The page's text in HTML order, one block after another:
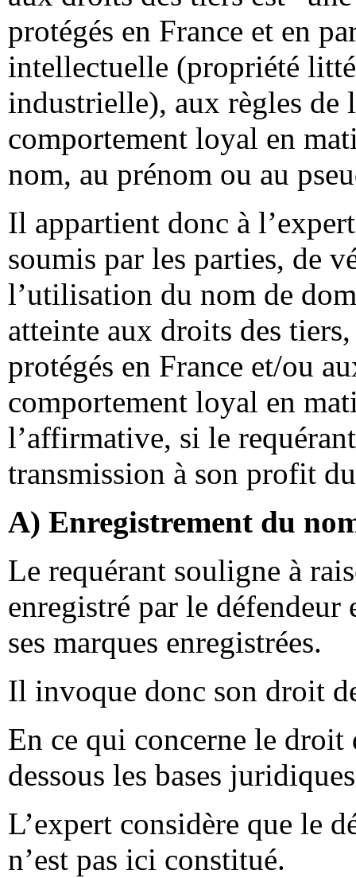
protégés en France et en
intellectuelle (propriété
industrielle), aux règles de
comportement loyal en
nom, au prénom ou au
Il appartient donc à
soumis par les parties, de
l’utilisation du nom de
atteinte aux droits des
protégés en France et/ou
comportement loyal en
l’affirmative, si le
transmission à son profit
A) Enregistrement du
Le requérant souligne à
enregistré par le défendeur
ses marques enregistrées.
Il invoque donc son droit
En ce qui concerne le droit
dessous les bases
L’expert considère que le
n’est pas ici constitué.